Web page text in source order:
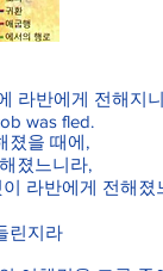
라반에게 전해지
was fled.
졌을 때에,
졌느니라,
라반에게 전해졌
린지라